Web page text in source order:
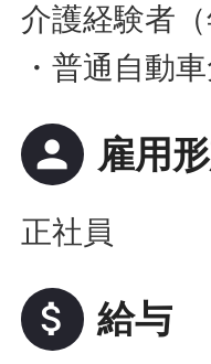
介護経験者（
・普通自動
person 雇用
正社員
attach_money 給与